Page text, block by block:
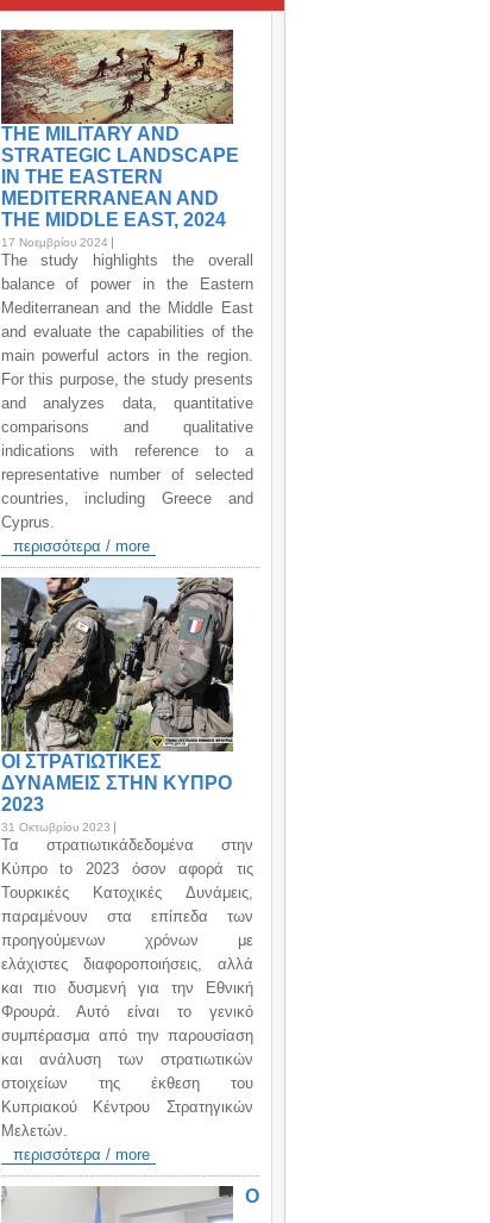
THE MILITARY AND
STRATEGIC LANDSCAPE
IN THE EASTERN
MEDITERRANEAN AND
THE MIDDLE EAST, 2024
17 Νοεμβρίου 2024
The study highlights the overall
balance of power in the Eastern
Mediterranean and the Middle East
and evaluate the capabilities of the
main powerful actors in the region.
For this purpose, the study presents
and analyzes data, quantitative
comparisons and qualitative
indications with reference to a
representative number of selected
countries, including Greece and
Cyprus.
περισσότερα / more
ΟΙ ΣΤΡΑΤΙΩΤΙΚΕΣ
ΔΥΝΑΜΕΙΣ ΣΤΗΝ ΚΥΠΡΟ
2023
31 Οκτωβρίου 2023
Τα στρατιωτικάδεδομένα στην
Κύπρο to 2023 όσον αφορά τις
Τουρκικές Κατοχικές Δυνάμεις,
παραμένουν στα επίπεδα των
προηγούμενων χρόνων με
ελάχιστες διαφοροποιήσεις, αλλά
και πιο δυσμενή για την Εθνική
Φρουρά. Αυτό είναι το γενικό
συμπέρασμα από την παρουσίαση
και ανάλυση των στρατιωτικών
στοιχείων της έκθεση του
Κυπριακού Κέντρου Στρατηγικών
Μελετών.
περισσότερα / more
Ο